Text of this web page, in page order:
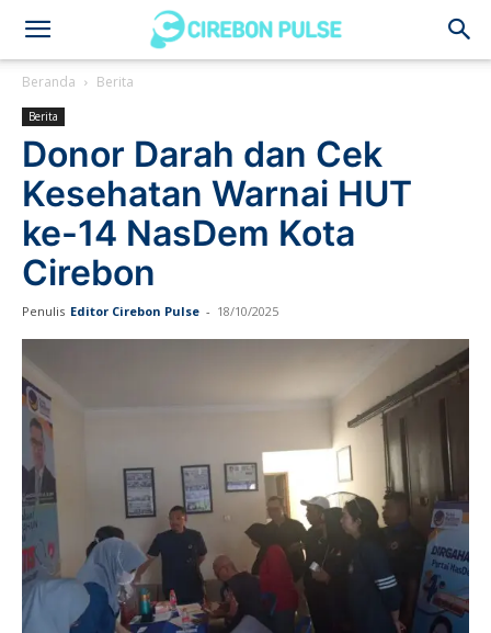
Cirebon
Pulse
Beranda Berita
Berita
Donor Darah dan Cek
Kesehatan Warnai HUT
ke-14 NasDem Kota
Cirebon
Penulis Editor Cirebon Pulse - 18/10/2025